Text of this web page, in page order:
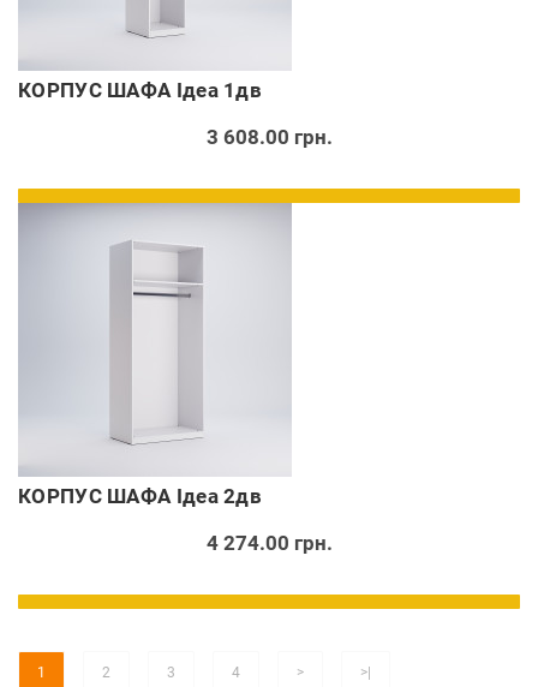
КОРПУС ШАФА Ідеа 1дв
3 608.00 грн.
КОРПУС ШАФА Ідеа 2дв
4 274.00 грн.
1 2 3 4 > >|